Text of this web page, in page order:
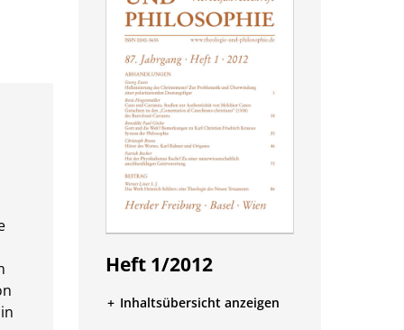
Heft 1/2012
Inhaltsübersicht anzeigen